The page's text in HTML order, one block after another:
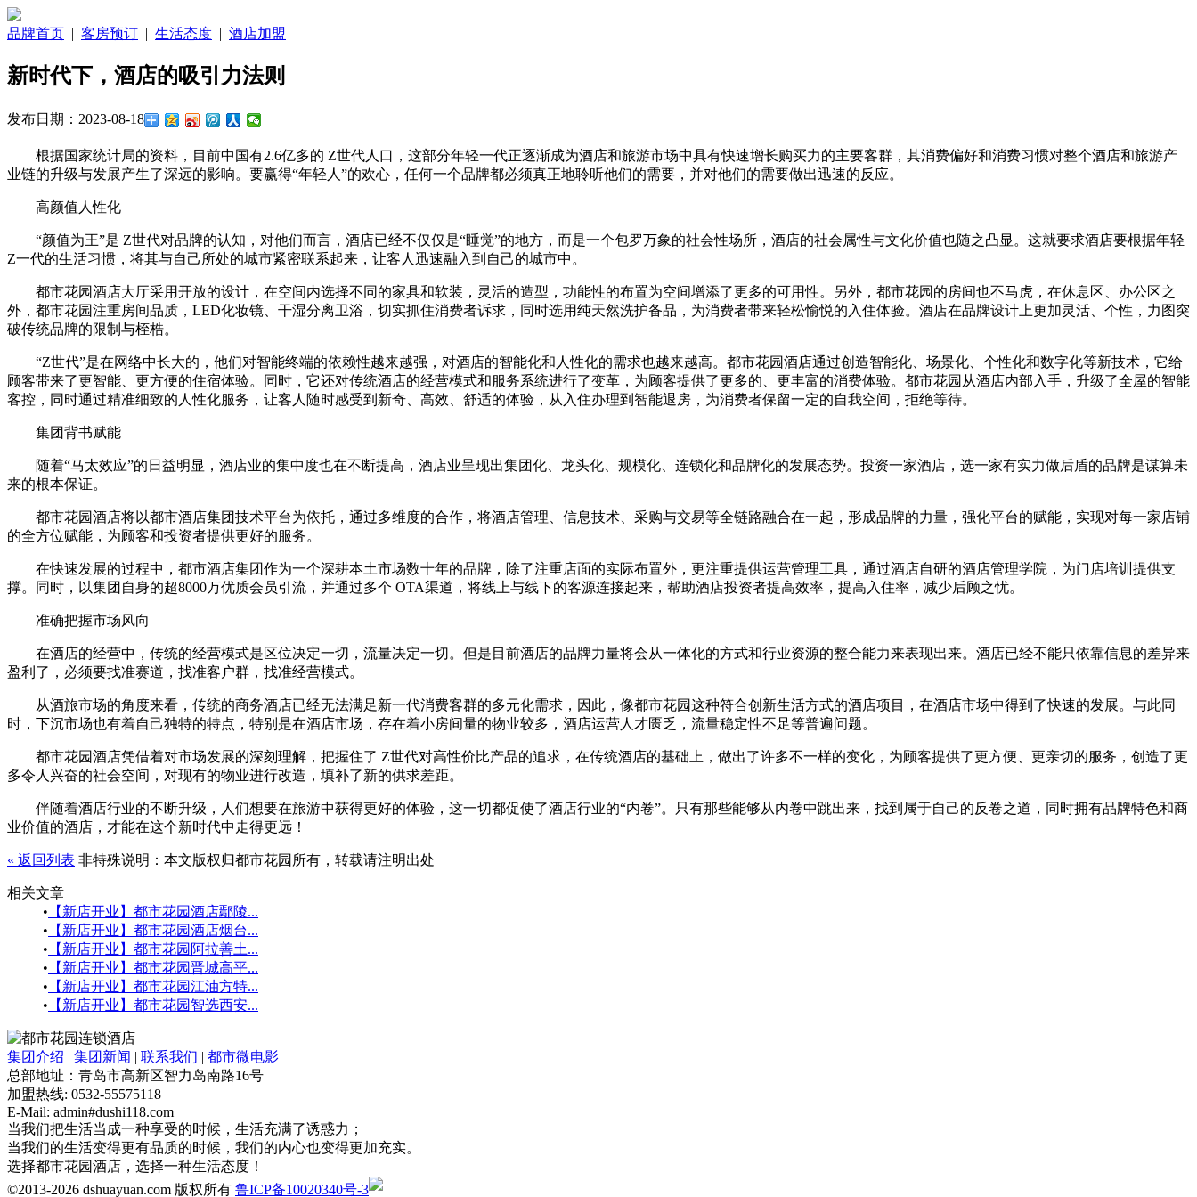
品牌首页 | 客房预订 | 生活态度 | 酒店加盟
新时代下，酒店的吸引力法则
发布日期：2023-08-18
根据国家统计局的资料，目前中国有2.6亿多的 Z世代人口，这部分年轻一代正逐渐成为酒店和旅游市场中具有快速增长购买力的主要客群，其消费偏好和消费习惯对整个酒店和旅游产
业链的升级与发展产生了深远的影响。要赢得“年轻人”的欢心，任何一个品牌都必须真正地聆听他们的需要，并对他们的需要做出迅速的反应。
高颜值人性化
“颜值为王”是 Z世代对品牌的认知，对他们而言，酒店已经不仅仅是“睡觉”的地方，而是一个包罗万象的社会性场所，酒店的社会属性与文化价值也随之凸显。这就要求酒店要根据年轻
Z一代的生活习惯，将其与自己所处的城市紧密联系起来，让客人迅速融入到自己的城市中。
都市花园酒店大厅采用开放的设计，在空间内选择不同的家具和软装，灵活的造型，功能性的布置为空间增添了更多的可用性。另外，都市花园的房间也不马虎，在休息区、办公区之
外，都市花园注重房间品质，LED化妆镜、干湿分离卫浴，切实抓住消费者诉求，同时选用纯天然洗护备品，为消费者带来轻松愉悦的入住体验。酒店在品牌设计上更加灵活、个性，力图突
破传统品牌的限制与桎梏。
“Z世代”是在网络中长大的，他们对智能终端的依赖性越来越强，对酒店的智能化和人性化的需求也越来越高。都市花园酒店通过创造智能化、场景化、个性化和数字化等新技术，它给
顾客带来了更智能、更方便的住宿体验。同时，它还对传统酒店的经营模式和服务系统进行了变革，为顾客提供了更多的、更丰富的消费体验。都市花园从酒店内部入手，升级了全屋的智能
客控，同时通过精准细致的人性化服务，让客人随时感受到新奇、高效、舒适的体验，从入住办理到智能退房，为消费者保留一定的自我空间，拒绝等待。
集团背书赋能
随着“马太效应”的日益明显，酒店业的集中度也在不断提高，酒店业呈现出集团化、龙头化、规模化、连锁化和品牌化的发展态势。投资一家酒店，选一家有实力做后盾的品牌是谋算未
来的根本保证。
都市花园酒店将以都市酒店集团技术平台为依托，通过多维度的合作，将酒店管理、信息技术、采购与交易等全链路融合在一起，形成品牌的力量，强化平台的赋能，实现对每一家店铺
的全方位赋能，为顾客和投资者提供更好的服务。
在快速发展的过程中，都市酒店集团作为一个深耕本土市场数十年的品牌，除了注重店面的实际布置外，更注重提供运营管理工具，通过酒店自研的酒店管理学院，为门店培训提供支
撑。同时，以集团自身的超8000万优质会员引流，并通过多个 OTA渠道，将线上与线下的客源连接起来，帮助酒店投资者提高效率，提高入住率，减少后顾之忧。
准确把握市场风向
在酒店的经营中，传统的经营模式是区位决定一切，流量决定一切。但是目前酒店的品牌力量将会从一体化的方式和行业资源的整合能力来表现出来。酒店已经不能只依靠信息的差异来
盈利了，必须要找准赛道，找准客户群，找准经营模式。
从酒旅市场的角度来看，传统的商务酒店已经无法满足新一代消费客群的多元化需求，因此，像都市花园这种符合创新生活方式的酒店项目，在酒店市场中得到了快速的发展。与此同
时，下沉市场也有着自己独特的特点，特别是在酒店市场，存在着小房间量的物业较多，酒店运营人才匮乏，流量稳定性不足等普遍问题。
都市花园酒店凭借着对市场发展的深刻理解，把握住了 Z世代对高性价比产品的追求，在传统酒店的基础上，做出了许多不一样的变化，为顾客提供了更方便、更亲切的服务，创造了更
多令人兴奋的社会空间，对现有的物业进行改造，填补了新的供求差距。
伴随着酒店行业的不断升级，人们想要在旅游中获得更好的体验，这一切都促使了酒店行业的“内卷”。只有那些能够从内卷中跳出来，找到属于自己的反卷之道，同时拥有品牌特色和商
业价值的酒店，才能在这个新时代中走得更远！
« 返回列表 非特殊说明：本文版权归都市花园所有，转载请注明出处
相关文章
• 【新店开业】都市花园酒店鄢陵...
• 【新店开业】都市花园酒店烟台...
• 【新店开业】都市花园阿拉善土...
• 【新店开业】都市花园晋城高平...
• 【新店开业】都市花园江油方特...
• 【新店开业】都市花园智选西安...
集团介绍 | 集团新闻 | 联系我们 | 都市微电影
总部地址：青岛市高新区智力岛南路16号
加盟热线: 0532-55575118
E-Mail: admin#dushi118.com
当我们把生活当成一种享受的时候，生活充满了诱惑力；
当我们的生活变得更有品质的时候，我们的内心也变得更加充实。
选择都市花园酒店，选择一种生活态度！
©2013-2026 dshuayuan.com 版权所有 鲁ICP备10020340号-3